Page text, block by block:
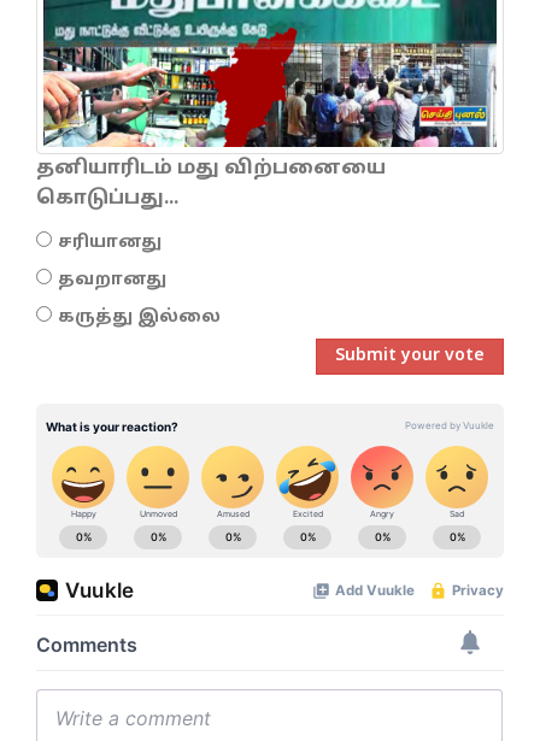
தனியாரிடம் மது விற்பனையை
கொடுப்பது...
சரியானது
தவறானது
கருத்து இல்லை
Submit your vote